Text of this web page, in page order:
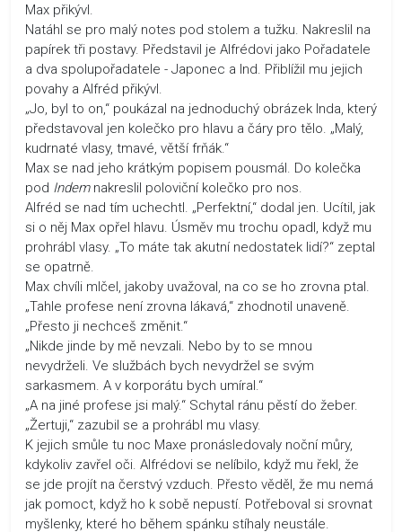
Max přikývl.
Natáhl se pro malý notes pod stolem a tužku. Nakreslil na
papírek tři postavy. Představil je Alfrédovi jako Pořadatele
a dva spolupořadatele - Japonec a Ind. Přiblížil mu jejich
povahy a Alfréd přikývl.
„Jo, byl to on,“ poukázal na jednoduchý obrázek Inda, který
představoval jen kolečko pro hlavu a čáry pro tělo. „Malý,
kudrnaté vlasy, tmavé, větší frňák.“
Max se nad jeho krátkým popisem pousmál. Do kolečka
pod Indemnakreslil poloviční kolečko pro nos.
Alfréd se nad tím uchechtl. „Perfektní,“ dodal jen. Ucítil, jak
si o něj Max opřel hlavu. Úsměv mu trochu opadl, když mu
prohrábl vlasy. „To máte tak akutní nedostatek lidí?“ zeptal
se opatrně.
Max chvíli mlčel, jakoby uvažoval, na co se ho zrovna ptal.
„Tahle profese není zrovna lákavá,“ zhodnotil unaveně.
„Přesto ji nechceš změnit.“
„Nikde jinde by mě nevzali. Nebo by to se mnou
nevydrželi. Ve službách bych nevydržel se svým
sarkasmem. A v korporátu bych umíral.“
„A na jiné profese jsi malý.“ Schytal ránu pěstí do žeber.
„Žertuji,“ zazubil se a prohrábl mu vlasy.
K jejich smůle tu noc Maxe pronásledovaly noční můry,
kdykoliv zavřel oči. Alfrédovi se nelíbilo, když mu řekl, že
se jde projít na čerstvý vzduch. Přesto věděl, že mu nemá
jak pomoct, když ho k sobě nepustí. Potřeboval si srovnat
myšlenky, které ho během spánku stíhaly neustále.